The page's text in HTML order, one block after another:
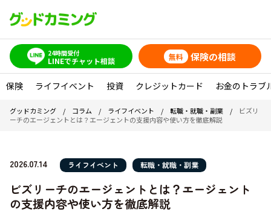
24時間受付
LINEでチャット相談 無料 保険の相談
保険 ライフイベント 投資 クレジットカード お金のトラブ
グッドカミング / コラム / ライフイベント / 転職・就職・副業 /
ビズリ
ーチのエージェントとは？エージェントの支援内容や使い方を徹底解説
2026.07.14 ライフイベント 転職・就職・副業
ビズリーチのエージェントとは？エージェント
の支援内容や使い方を徹底解説